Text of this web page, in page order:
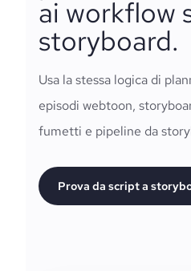
ai workflow
storyboard.
Usa la stessa logica di
episodi webtoon,
fumetti e pipeline da
Prova da script a